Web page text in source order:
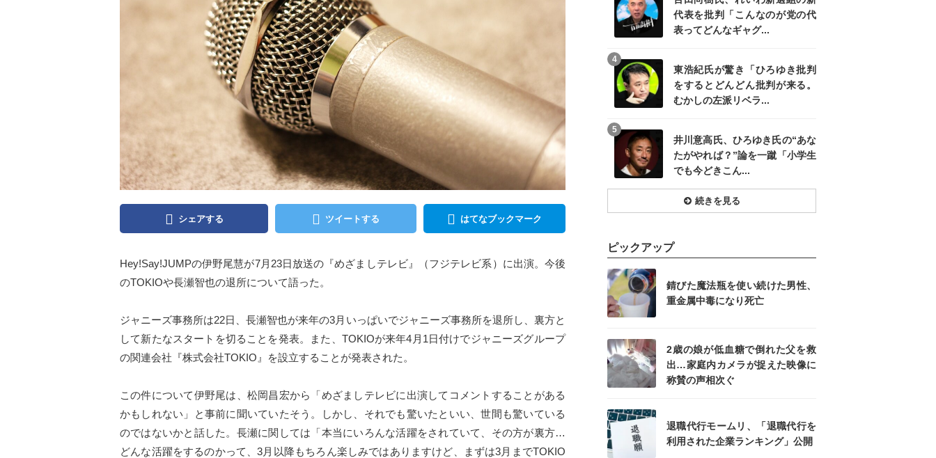
シェアする ツイートする はてなブックマーク
Hey!Say!JUMPの伊野尾慧が7月23日放送の『めざましテレビ』（フジテレビ系）に出演。今後
のTOKIOや長瀬智也の退所について語った。
ジャニーズ事務所は22日、長瀬智也が来年の3月いっぱいでジャニーズ事務所を退所し、裏方と
して新たなスタートを切ることを発表。また、TOKIOが来年4月1日付けでジャニーズグループ
の関連会社『株式会社TOKIO』を設立することが発表された。
この件について伊野尾は、松岡昌宏から「めざましテレビに出演してコメントすることがある
かもしれない」と事前に聞いていたそう。しかし、それでも驚いたといい、世間も驚いている
のではないかと話した。長瀬に関しては「本当にいろんな活躍をされていて、その方が裏方…
どんな活躍をするのかって、3月以降もちろん楽しみではありますけど、まずは3月までTOKIO
代表を批判「こんなのが党の代
表ってどんなギャグ...
東浩紀氏が驚き「ひろゆき批判
をするとどんどん批判が来る。
むかしの左派リベラ...
4
井川意高氏、ひろゆき氏の“あな
たがやれば？”論を一蹴「小学生
でも今どきこん...
5
記事を読む
続きを見る
ピックアップ
錆びた魔法瓶を使い続けた男性、
重金属中毒になり死亡
記事を読む
2歳の娘が低血糖で倒れた父を救
出…家庭内カメラが捉えた映像に
称賛の声相次ぐ
記事を読む
退職代行モームリ、「退職代行を
利用された企業ランキング」公開
記事を読む